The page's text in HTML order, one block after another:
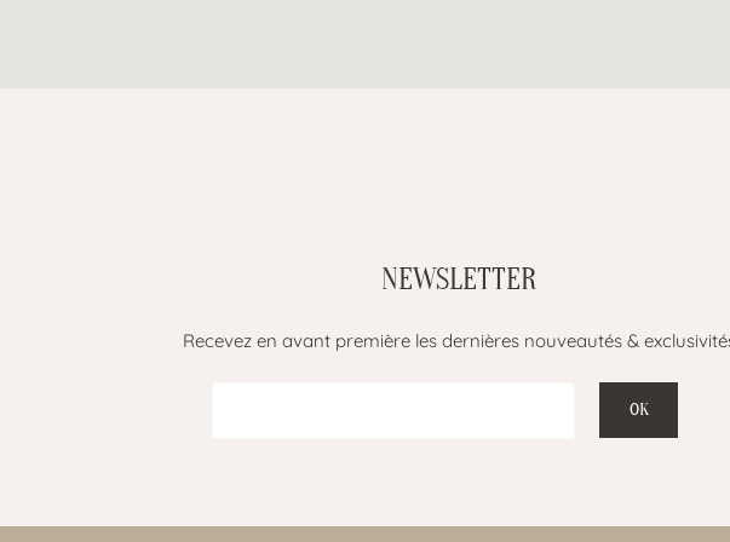
NEWSLETTER
Recevez en avant première les dernières nouveautés &